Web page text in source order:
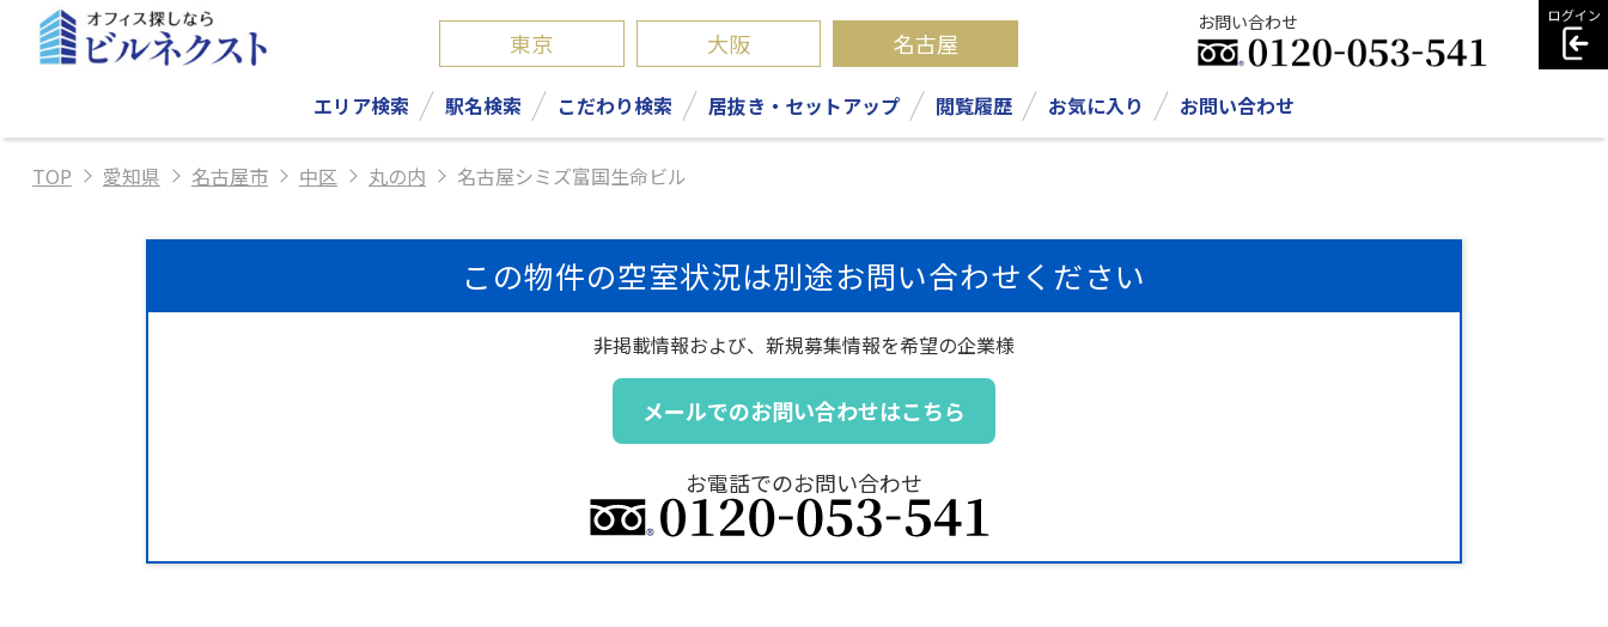
東京 大阪 名古屋
お問い合わせ
エリア検索 駅名検索 こだわり検索 居抜き・セットアップ 閲覧履歴 お気に入り お問い合わせ
TOP 愛知県 名古屋市 中区 丸の内 名古屋シミズ富国生命ビル
この物件の空室状況は別途お問い合わせください
非掲載情報および、 新規募集情報を希望の企業様
メールでのお問い合わせはこちら
お電話でのお問い合わせ